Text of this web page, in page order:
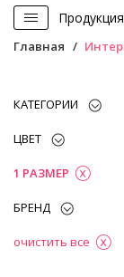
Продукция
Главная
КАТЕГОРИИ
ЦВЕТ
1 РАЗМЕР
БРЕНД
очистить все